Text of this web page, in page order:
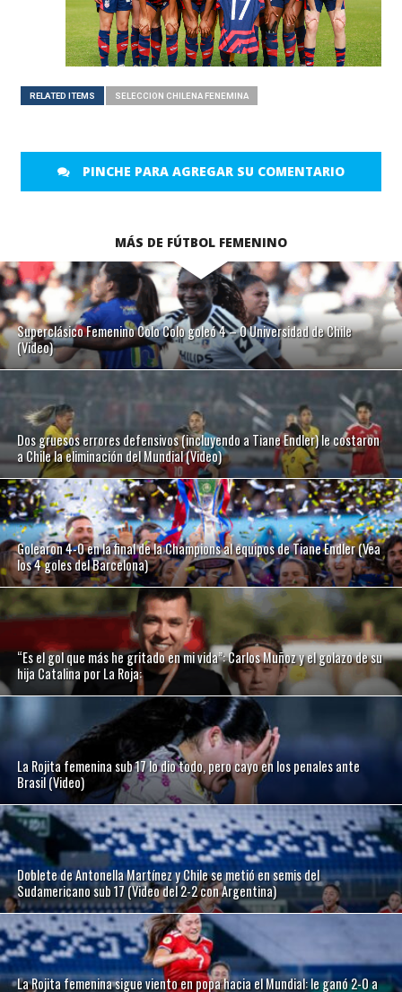
RELATED ITEMS SELECCION CHILENA FENEMINA
PINCHE PARA AGREGAR SU COMENTARIO
MÁS DE FÚTBOL FEMENINO
Superclásico Femenino Colo Colo goleó 4 – 0 Universidad de Chile
(Video)
Dos gruesos errores defensivos (incluyendo a Tiane Endler) le costaron
a Chile la eliminación del Mundial (Video)
Golearon 4-0 en la final de la Champions al equipos de Tiane Endler (Vea
los 4 goles del Barcelona)
“Es el gol que más he gritado en mi vida”: Carlos Muñoz y el golazo de su
hija Catalina por La Roja:
La Rojita femenina sub 17 lo dio todo, pero cayo en los penales ante
Brasil (Video)
Doblete de Antonella Martínez y Chile se metió en semis del
Sudamericano sub 17 (Video del 2-2 con Argentina)
La Rojita femenina sigue viento en popa hacia el Mundial: le ganó 2-0 a